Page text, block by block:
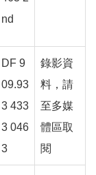
nd
DF 9
09.93
3 433
3 046
3
錄影資
料，請
至多媒
體區取
閱